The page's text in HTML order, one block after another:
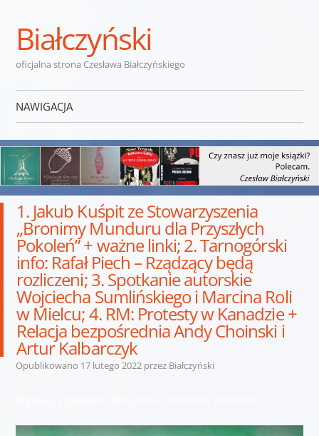
Białczyński
oficjalna strona Czesława Białczyńskiego
NAWIGACJA
1. Jakub Kuśpit ze Stowarzyszenia
„Bronimy Munduru dla Przyszłych
Pokoleń” + ważne linki; 2. Tarnogórski
info: Rafał Piech – Rządzący będą
rozliczeni; 3. Spotkanie autorskie
Wojciecha Sumlińskiego i Marcina Roli
w Mielcu; 4. RM: Protesty w Kanadzie +
Relacja bezpośrednia Andy Choinski i
Artur Kalbarczyk
Opublikowano 17 lutego 2022przez Białczyński